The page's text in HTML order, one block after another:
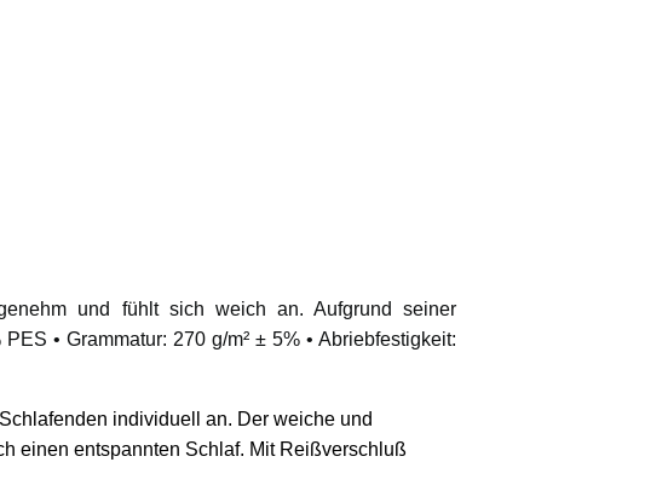
und fühlt sich weich an. Aufgrund seiner
• Grammatur: 270 g/m² ± 5% • Abriebfestigkeit:
individuell an. Der weiche und
einen entspannten Schlaf. Mit Reißverschluß